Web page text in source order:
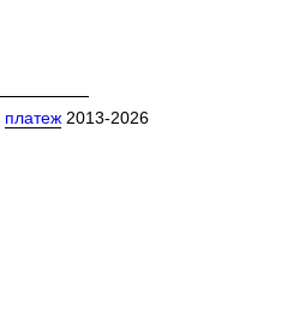
платеж2013-2026